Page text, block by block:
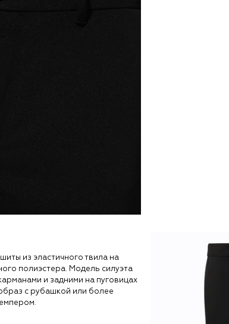
из эластичного твила на
полиэстера. Модель силуэта
и задними на пуговицах
с рубашкой или более